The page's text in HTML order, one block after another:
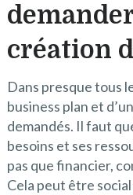
création
Dans presque tous
business plan et
demandés. Il faut
besoins et ses
pas que financier,
Cela peut être